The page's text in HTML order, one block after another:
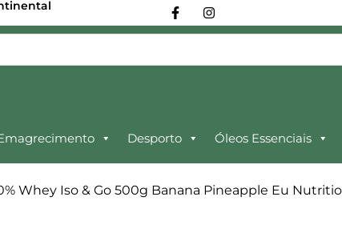
Desporto Óleos Essenciais
Whey Iso & Go 500g Banana Pineapple Eu